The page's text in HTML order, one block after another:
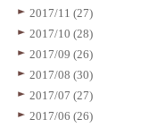
2017/11 (27)
2017/10 (28)
2017/09 (26)
2017/08 (30)
2017/07 (27)
2017/06 (26)